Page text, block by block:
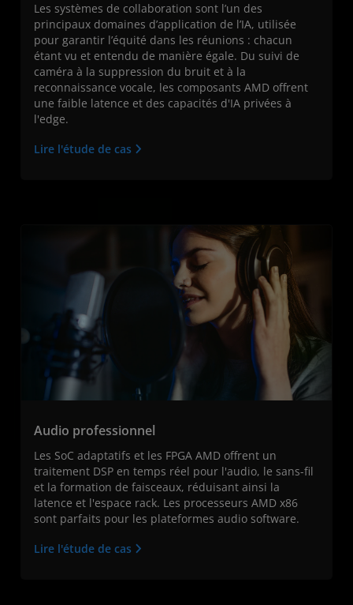
Les systèmes de collaboration sont l’un des
principaux domaines d’application de l’IA, utilisée
pour garantir l’équité dans les réunions : chacun
étant vu et entendu de manière égale. Du suivi de
caméra à la suppression du bruit et à la
reconnaissance vocale, les composants AMD offrent
une faible latence et des capacités d'IA privées à
l'edge.
Lire l'étude de cas
Audio professionnel
Les SoC adaptatifs et les FPGA AMD offrent un
traitement DSP en temps réel pour l'audio, le sans-fil
et la formation de faisceaux, réduisant ainsi la
latence et l'espace rack. Les processeurs AMD x86
sont parfaits pour les plateformes audio software.
Lire l'étude de cas